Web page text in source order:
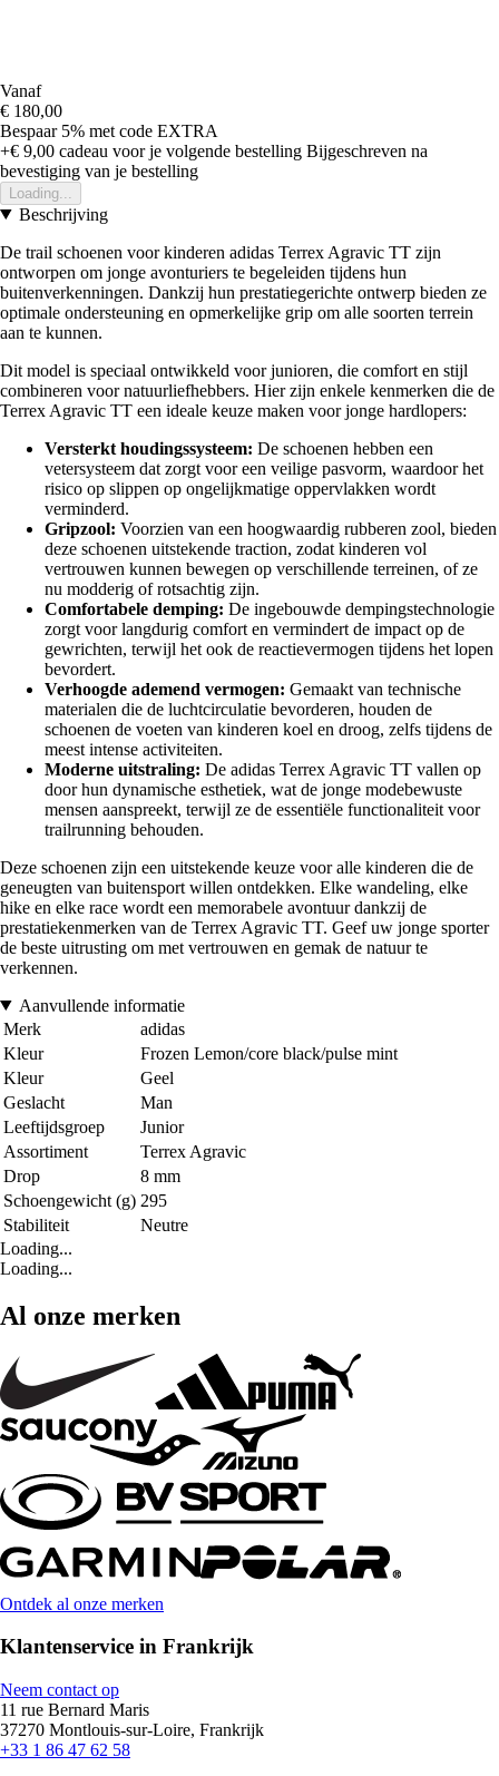
Vanaf
€ 180,00
Bespaar 5% met code EXTRA
+€ 9,00 cadeau voor je volgende bestelling Bijgeschreven na
bevestiging van je bestelling
Loading...
Beschrijving
De trail schoenen voor kinderen adidas Terrex Agravic TT zijn
ontworpen om jonge avonturiers te begeleiden tijdens hun
buitenverkenningen. Dankzij hun prestatiegerichte ontwerp bieden ze
optimale ondersteuning en opmerkelijke grip om alle soorten terrein
aan te kunnen.
Dit model is speciaal ontwikkeld voor junioren, die comfort en stijl
combineren voor natuurliefhebbers. Hier zijn enkele kenmerken die de
Terrex Agravic TT een ideale keuze maken voor jonge hardlopers:
Versterkt houdingssysteem: De schoenen hebben een
vetersysteem dat zorgt voor een veilige pasvorm, waardoor het
risico op slippen op ongelijkmatige oppervlakken wordt
verminderd.
Gripzool: Voorzien van een hoogwaardig rubberen zool, bieden
deze schoenen uitstekende traction, zodat kinderen vol
vertrouwen kunnen bewegen op verschillende terreinen, of ze
nu modderig of rotsachtig zijn.
Comfortabele demping: De ingebouwde dempingstechnologie
zorgt voor langdurig comfort en vermindert de impact op de
gewrichten, terwijl het ook de reactievermogen tijdens het lopen
bevordert.
Verhoogde ademend vermogen: Gemaakt van technische
materialen die de luchtcirculatie bevorderen, houden de
schoenen de voeten van kinderen koel en droog, zelfs tijdens de
meest intense activiteiten.
Moderne uitstraling: De adidas Terrex Agravic TT vallen op
door hun dynamische esthetiek, wat de jonge modebewuste
mensen aanspreekt, terwijl ze de essentiële functionaliteit voor
trailrunning behouden.
Deze schoenen zijn een uitstekende keuze voor alle kinderen die de
geneugten van buitensport willen ontdekken. Elke wandeling, elke
hike en elke race wordt een memorabele avontuur dankzij de
prestatiekenmerken van de Terrex Agravic TT. Geef uw jonge sporter
de beste uitrusting om met vertrouwen en gemak de natuur te
verkennen.
Aanvullende informatie
Merk
adidas
Kleur
Frozen Lemon/core black/pulse mint
Kleur
Geel
Geslacht
Man
Leeftijdsgroep
Junior
Assortiment
Terrex Agravic
Drop
8 mm
Schoengewicht (g) 295
Stabiliteit
Neutre
Loading...
Loading...
Al onze merken
Ontdek al onze merken
Klantenservice in Frankrijk
Neem contact op
11 rue Bernard Maris
37270 Montlouis-sur-Loire, Frankrijk
+33 1 86 47 62 58